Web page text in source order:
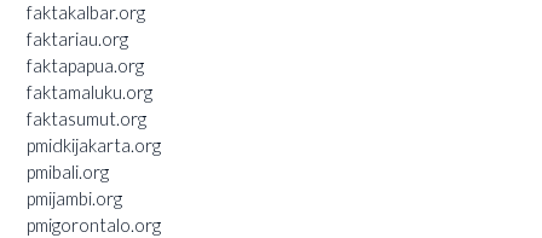
faktakalbar.org
faktariau.org
faktapapua.org
faktamaluku.org
faktasumut.org
pmidkijakarta.org
pmibali.org
pmijambi.org
pmigorontalo.org